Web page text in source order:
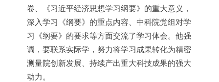
卷、《习近平经济思想学习纲要》的重大意义，
深入学习《纲要》的重点内容、中科院党组对学
习《纲要》的要求等方面交流了学习体会。他强
调，要联系实际学，努力将学习成果转化为精密
测量院创新发展、持续产出重大科技成果的强大
动力。